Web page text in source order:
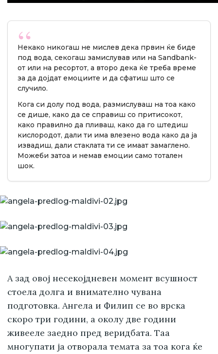
Некако никогаш не мислев дека првин ќе биде
под вода, секогаш замислував или на Sandbank-
от или на ресортот, а второ дека ќе треба време
за да дојдат емоциите и да сфатиш што се
случило.
Кога си долу под вода, размислуваш на тоа како
се дише, како да се справиш со притисокот,
како правилно да пливаш, како да го штедиш
кислородот, дали ти има влезено вода како да ја
извадиш, дали стаклата ти се имаат замаглено.
Можеби затоа и немав емоции само тотален
шок.
А зад овој несекојдневен момент всушност
стоела долга и внимателно чувана
подготовка. Ангела и Филип се во врска
скоро три години, а околу две години
живееле заедно пред веридбата. Таа
многупати ја отворала темата за тоа кога ќе